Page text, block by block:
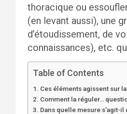
thoracique ou
(en levant aussi), une
d’étoudissement, de
connaissances), etc.
Table of Contents
Ces éléments agissent sur
Comment la réguler…
Dans quelle mesure s’agit-il